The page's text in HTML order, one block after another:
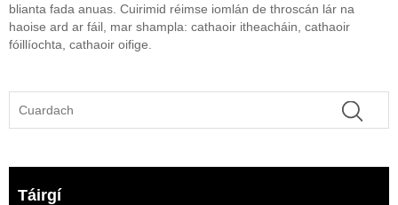
blianta fada anuas. Cuirimid réimse iomlán de throscán lár na
haoise ard ar fáil, mar shampla: cathaoir itheacháin, cathaoir
fóillíochta, cathaoir oifige.
Táirgí